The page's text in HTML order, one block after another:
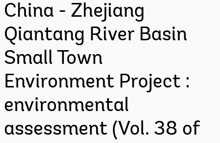
China - Zhejiang
Qiantang River Basin
Small Town
Environment Project :
environmental
assessment (Vol. 38 of